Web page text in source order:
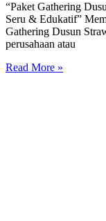
“Paket Gathering
Seru & Edukatif”
Gathering Dusun
perusahaan atau
Read More »